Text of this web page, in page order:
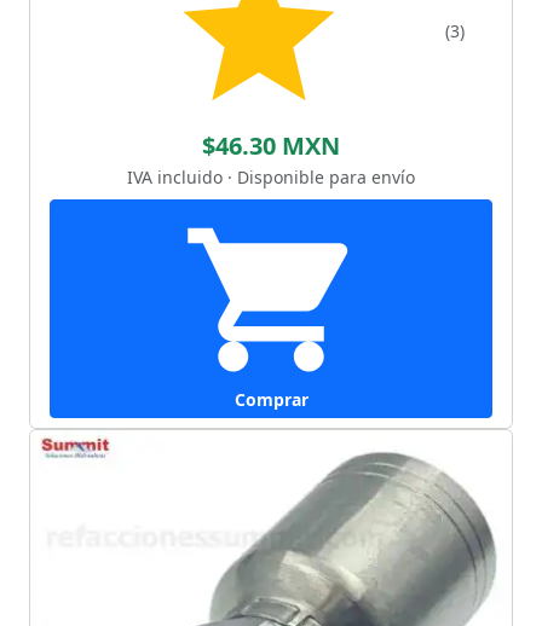
(3)
$46.30 MXN
IVA incluido · Disponible para envío
Comprar